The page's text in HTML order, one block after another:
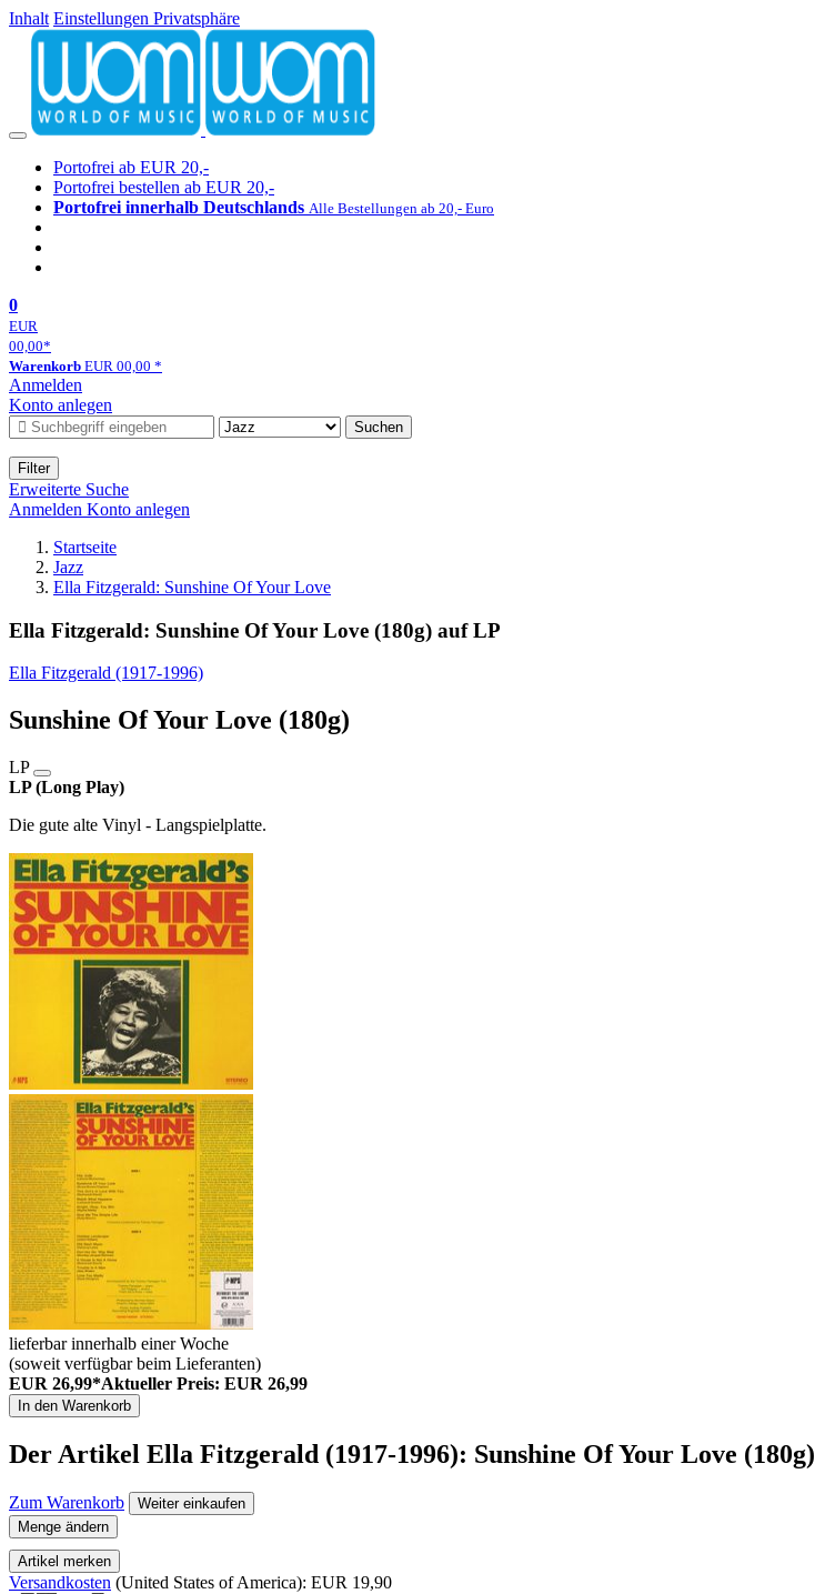
Inhalt Einstellungen Privatsphäre
Portofrei ab EUR 20,-
Portofrei bestellen ab EUR 20,-
Portofrei innerhalb Deutschlands Alle Bestellungen ab 20,- Euro
0
EUR
00,00*
Warenkorb EUR 00,00 *
Anmelden
Konto anlegen
Suchen
Filter
Erweiterte Suche
Anmelden Konto anlegen
Startseite
Jazz
Ella Fitzgerald: Sunshine Of Your Love
Ella Fitzgerald: Sunshine Of Your Love (180g) auf LP
Ella Fitzgerald (1917-1996)
Sunshine Of Your Love (180g)
LP
LP (Long Play)
Die gute alte Vinyl - Langspielplatte.
lieferbar innerhalb einer Woche
(soweit verfügbar beim Lieferanten)
EUR 26,99*Aktueller Preis: EUR 26,99
In den Warenkorb
Der Artikel Ella Fitzgerald (1917-1996): Sunshine Of Your Love (180g)
Zum Warenkorb
Weiter einkaufen
Menge ändern
Artikel merken
Versandkosten (United States of America): EUR 19,90